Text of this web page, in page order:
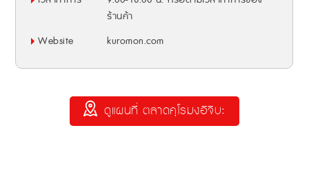
ร้านค้า
Website
kuromon.com
ดูแผนที่ ตลาดคุโรมงอิจิบะ